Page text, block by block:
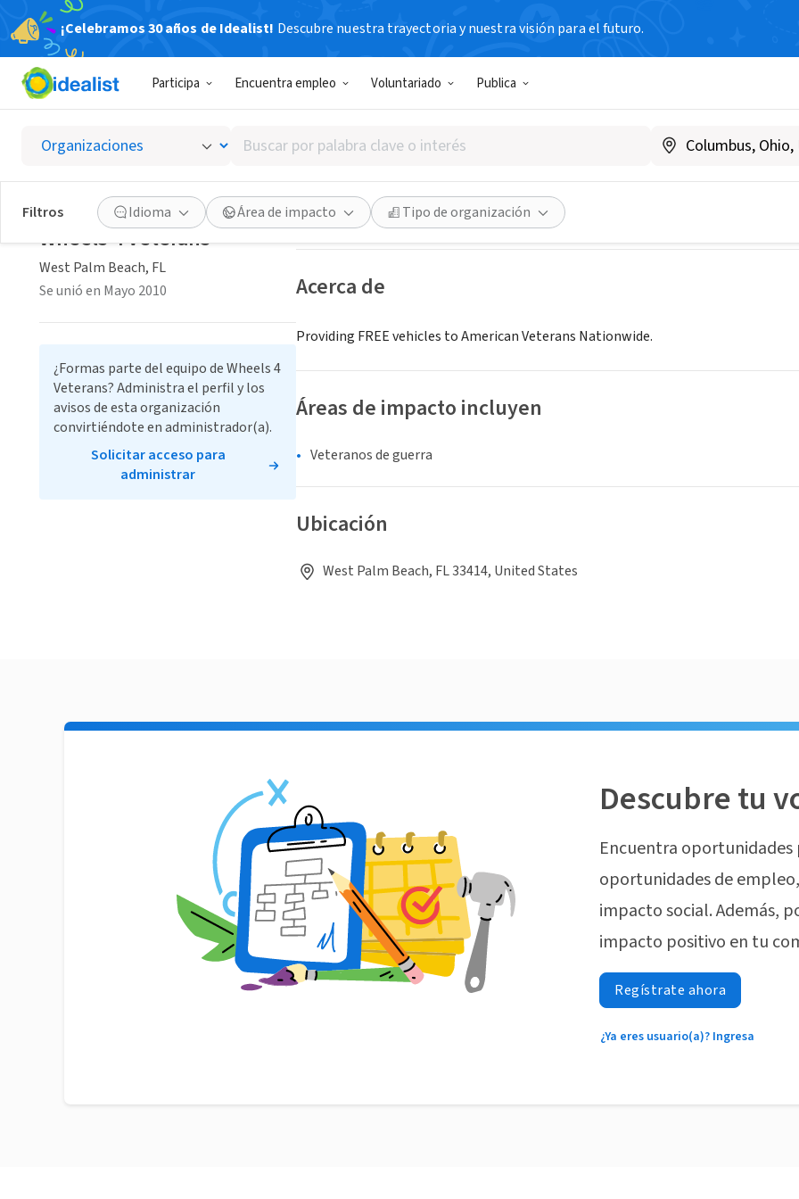
¡Celebramos 30 años de Idealist! Descubre nuestra trayectoria y nuestra visión para el futuro.
Participa Encuentra empleo Voluntariado Publica
Buscar
por
palabra
clave
o
interés
Filtros Idioma Área de impacto Tipo de organización
Wheels 4 Veterans
West Palm Beach, FL|www.wheels4veterans.org
Guardar Compartir
Acerca de
Providing FREE vehicles to American Veterans Nationwide.
Áreas de impacto incluyen
Veteranos de guerra
Ubicación
West Palm Beach, FL 33414, United States
Wheels 4 Veterans
West Palm Beach, FL
Se unió en Mayo 2010
¿Formas parte del equipo de Wheels 4
Veterans? Administra el perfil y los
avisos de esta organización
convirtiéndote en administrador(a).
Solicitar acceso para
administrar
Descubre tu
Encuentra
oportunidades de
impacto social. Además,
impacto positivo en tu
Regístrate ahora
¿Ya eres usuario(a)? Ingresa